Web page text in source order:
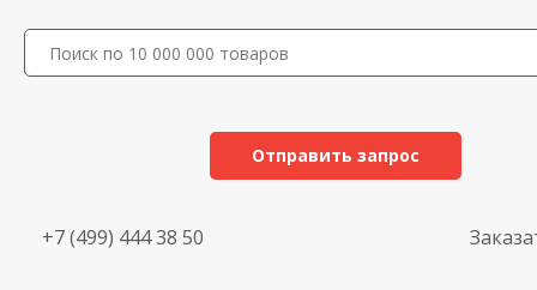
Отправить запрос
+7 (499) 444 38 50